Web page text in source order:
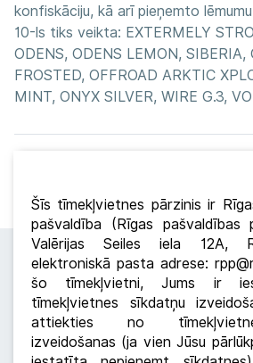
konfiskāciju, kā arī pieņemto
10-ls tiks veikta: EXTERMELY
ODENS, ODENS LEMON, SIBERIA,
FROSTED, OFFROAD ARKTIC
MINT, ONYX SILVER, WIRE G.3,
Šīs tīmekļvietnes pārzinis ir
pašvaldība (Rīgas pašvaldības
Valērijas Seiles iela 12A,
elektroniskā pasta adrese:
šo tīmekļvietni, Jums ir
tīmekļvietnes sīkdatņu
attiekties no
izveidošanas (ja vien Jūsu